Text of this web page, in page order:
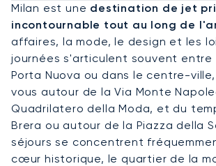
Milan est une destination de jet
incontournable tout au long de
affaires, la mode, le design et les
journées s'articulent souvent entre
Porta Nuova ou dans le centre-
vous autour de la Via Monte
Quadrilatero della Moda, et du
Brera ou autour de la Piazza della
séjours se concentrent
cœur historique, le quartier de la